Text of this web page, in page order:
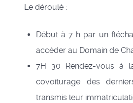
Le déroulé :
Début à 7 h par un
accéder au Domain de
7H 30 Rendez-vous à
covoiturage des
transmis leur